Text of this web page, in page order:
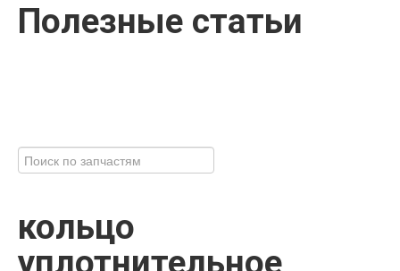
Полезные статьи
кольцо
уплотнительное